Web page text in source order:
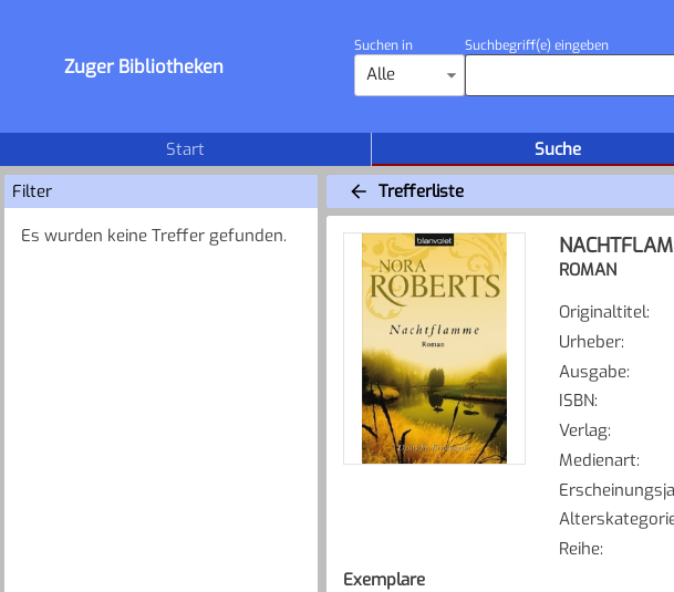
Zuger Bibliotheken
Suchen in
Alle
Suchbegriff(e) eingeben
Start Suche
Filter
Es wurden keine Treffer gefunden.
Trefferliste
ROMAN
Originaltitel:
Urheber:
Ausgabe:
ISBN:
Verlag:
Medienart:
Reihe:
Exemplare